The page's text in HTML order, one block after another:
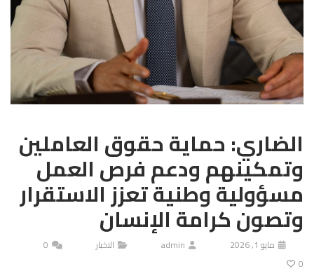
الضاري: حماية حقوق العاملين
وتمكينهم ودعم فرص العمل
مسؤولية وطنية تعزز الاستقرار
وتصون كرامة الإنسان
مايو 1, 2026 admin الاخبار
0
0